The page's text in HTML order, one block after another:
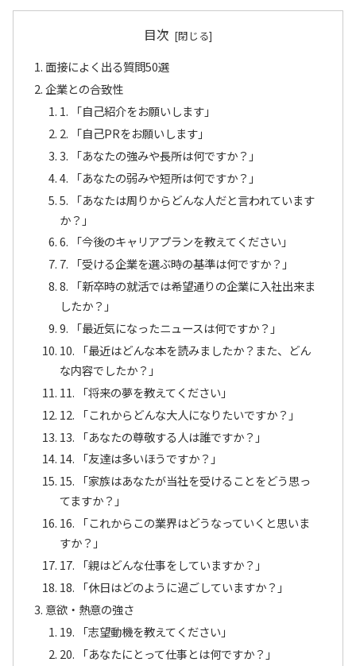
目次
面接によく出る質問50選
企業との合致性
1. 「自己紹介をお願いします」
2. 「自己PRをお願いします」
3. 「あなたの強みや長所は何ですか？」
4. 「あなたの弱みや短所は何ですか？」
5. 「あなたは周りからどんな人だと言われています
か？」
6. 「今後のキャリアプランを教えてください」
7. 「受ける企業を選ぶ時の基準は何ですか？」
8. 「新卒時の就活では希望通りの企業に入社出来ま
したか？」
9. 「最近気になったニュースは何ですか？」
10. 「最近はどんな本を読みましたか？また、どん
な内容でしたか？」
11. 「将来の夢を教えてください」
12. 「これからどんな大人になりたいですか？」
13. 「あなたの尊敬する人は誰ですか？」
14. 「友達は多いほうですか？」
15. 「家族はあなたが当社を受けることをどう思っ
てますか？」
16. 「これからこの業界はどうなっていくと思いま
すか？」
17. 「親はどんな仕事をしていますか？」
18. 「休日はどのように過ごしていますか？」
意欲・熱意の強さ
19. 「志望動機を教えてください」
20. 「あなたにとって仕事とは何ですか？」